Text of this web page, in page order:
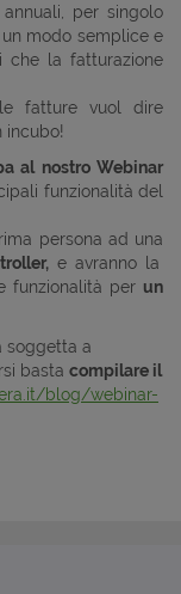
per singolo
un modo semplice e
che la fatturazione
fatture vuol dire
incubo!
al nostro Webinar
funzionalità del
persona ad una
e avranno la
funzionalità per un
soggetta a
basta compilare il
blog/webinar-